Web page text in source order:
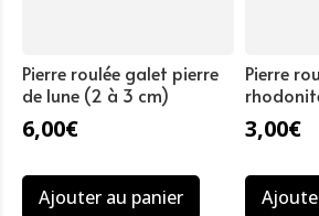
Pierre roulée galet pierre
de lune (2 à 3 cm)
6,00€
Ajouter au panier
Pierre
3,00€